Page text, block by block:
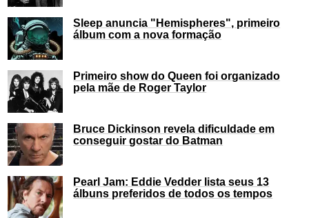
Sleep anuncia "Hemispheres", primeiro
álbum com a nova formação
Primeiro show do Queen foi organizado
pela mãe de Roger Taylor
Bruce Dickinson revela dificuldade em
conseguir gostar do Batman
Pearl Jam: Eddie Vedder lista seus 13
álbuns preferidos de todos os tempos